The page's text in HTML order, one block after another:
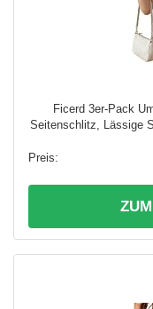
Ficerd 3er-Pack
Seitenschlitz, Lässige